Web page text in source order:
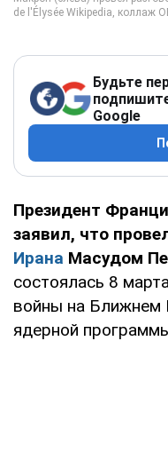
Будьте
Google
Президент
заявил, что
Ирана Масудом
состоялась 8
войны на Ближнем
ядерной